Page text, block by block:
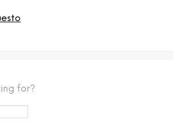
for?